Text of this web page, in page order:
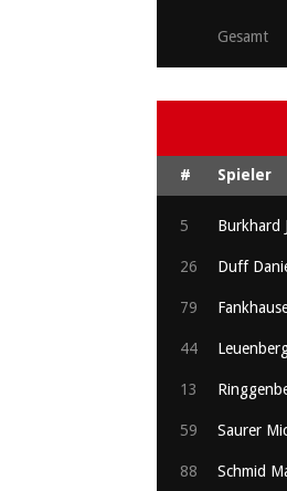
Gesamt
# Spieler
5 Burkhard
26 Duff
79
44
13
59 Saurer
88 Schmid